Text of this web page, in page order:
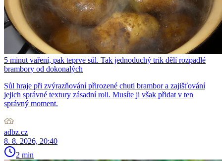
5 minut vaření, pak teprve sůl. Tak jednoduchý trik dělí rozpadlé
brambory od dokonalých
Sůl hraje při zvýrazňování přirozené chuti brambor a zajišťování
jejich správné textury zásadní roli. Musíte ji však přidat v ten
správný moment.
adbz.cz
8. 8. 2026, 20:40
2 min